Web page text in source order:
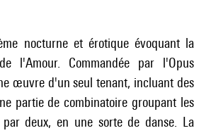
nocturne et érotique évoquant la
l'Amour. Commandée par l'Opus
œuvre d'un seul tenant, incluant des
partie de combinatoire groupant les
deux, en une sorte de danse. La